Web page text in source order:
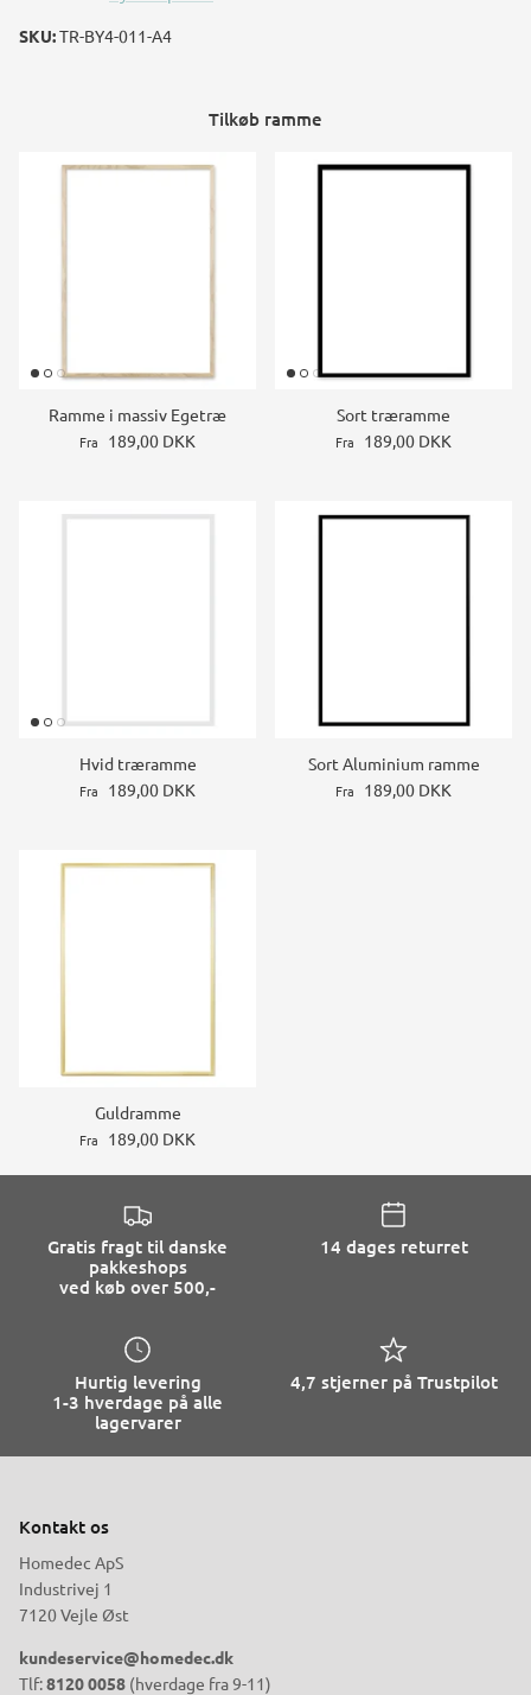
SKU:TR-BY4-011-A4
Tilkøb ramme
Ramme i massiv Egetræ
Fra 189,00 DKK
Sort træramme
Fra 189,00 DKK
Hvid træramme
Fra 189,00 DKK
Sort Aluminium ramme
Fra 189,00 DKK
Guldramme
Fra 189,00 DKK
Gratis fragt til danske
pakkeshops
ved køb over 500,-
14 dages returret
Hurtig levering
1-3 hverdage på alle
lagervarer
4,7 stjerner på Trustpilot
Kontakt os
Homedec ApS
Industrivej 1
7120 Vejle Øst
kundeservice@homedec.dk
Tlf:8120 0058 (hverdage fra 9-11)